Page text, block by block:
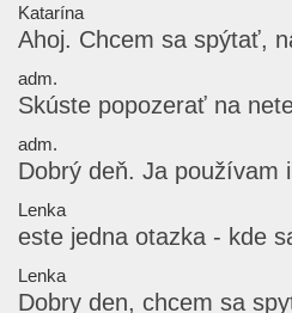
Katarína
Ahoj. Chcem sa spýtať,
adm.
Skúste popozerať na
adm.
Dobrý deň. Ja používam
Lenka
este jedna otazka - kde
Lenka
Dobry den, chcem sa